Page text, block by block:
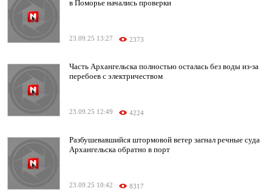
в Поморье начались проверки
23.09.25 13:27 2373
Часть Архангельска полностью осталась без воды из-за
перебоев с электричеством
23.09.25 12:49 4224
Разбушевавшийся штормовой ветер загнал речные суда
Архангельска обратно в порт
23.09.25 10:42 8317